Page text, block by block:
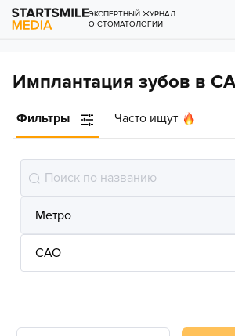
ЭКСПЕРТНЫЙ ЖУРНАЛ
О СТОМАТОЛОГИИ
Имплантация зубов в
Фильтры Часто ищут